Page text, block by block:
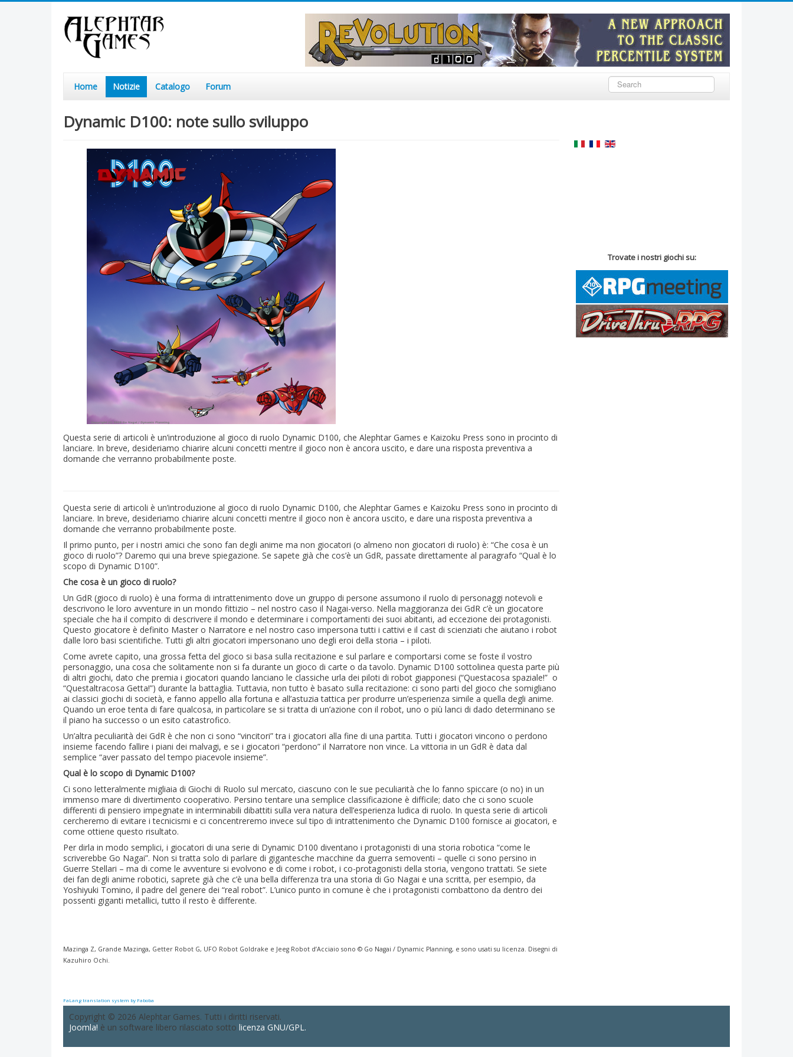
Home Notizie Catalogo Forum Cerca...
Dynamic D100: note sullo sviluppo
Questa serie di articoli è un’introduzione al gioco di ruolo Dynamic D100, che Alephtar Games e Kaizoku Press sono in procinto di
lanciare. In breve, desideriamo chiarire alcuni concetti mentre il gioco non è ancora uscito, e dare una risposta preventiva a
domande che verranno probabilmente poste.
Questa serie di articoli è un’introduzione al gioco di ruolo Dynamic D100, che Alephtar Games e Kaizoku Press sono in procinto di
lanciare. In breve, desideriamo chiarire alcuni concetti mentre il gioco non è ancora uscito, e dare una risposta preventiva a
domande che verranno probabilmente poste.
Il primo punto, per i nostri amici che sono fan degli anime ma non giocatori (o almeno non giocatori di ruolo) è: “Che cosa è un
gioco di ruolo”? Daremo qui una breve spiegazione. Se sapete già che cos’è un GdR, passate direttamente al paragrafo “Qual è lo
scopo di Dynamic D100”.
Che cosa è un gioco di ruolo?
Un GdR (gioco di ruolo) è una forma di intrattenimento dove un gruppo di persone assumono il ruolo di personaggi notevoli e
descrivono le loro avventure in un mondo fittizio – nel nostro caso il Nagai-verso. Nella maggioranza dei GdR c’è un giocatore
speciale che ha il compito di descrivere il mondo e determinare i comportamenti dei suoi abitanti, ad eccezione dei protagonisti.
Questo giocatore è definito Master o Narratore e nel nostro caso impersona tutti i cattivi e il cast di scienziati che aiutano i robot
dalle loro basi scientifiche. Tutti gli altri giocatori impersonano uno degli eroi della storia – i piloti.
Come avrete capito, una grossa fetta del gioco si basa sulla recitazione e sul parlare e comportarsi come se foste il vostro
personaggio, una cosa che solitamente non si fa durante un gioco di carte o da tavolo. Dynamic D100 sottolinea questa parte più
di altri giochi, dato che premia i giocatori quando lanciano le classiche urla dei piloti di robot giapponesi (“Questacosa spaziale!” o
“Questaltracosa Getta!”) durante la battaglia. Tuttavia, non tutto è basato sulla recitazione: ci sono parti del gioco che somigliano
ai classici giochi di società, e fanno appello alla fortuna e all’astuzia tattica per produrre un’esperienza simile a quella degli anime.
Quando un eroe tenta di fare qualcosa, in particolare se si tratta di un’azione con il robot, uno o più lanci di dado determinano se
il piano ha successo o un esito catastrofico.
Un’altra peculiarità dei GdR è che non ci sono “vincitori” tra i giocatori alla fine di una partita. Tutti i giocatori vincono o perdono
insieme facendo fallire i piani dei malvagi, e se i giocatori “perdono” il Narratore non vince. La vittoria in un GdR è data dal
semplice “aver passato del tempo piacevole insieme”.
Qual è lo scopo di Dynamic D100?
Ci sono letteralmente migliaia di Giochi di Ruolo sul mercato, ciascuno con le sue peculiarità che lo fanno spiccare (o no) in un
immenso mare di divertimento cooperativo. Persino tentare una semplice classificazione è difficile; dato che ci sono scuole
differenti di pensiero impegnate in interminabili dibattiti sulla vera natura dell’esperienza ludica di ruolo. In questa serie di articoli
cercheremo di evitare i tecnicismi e ci concentreremo invece sul tipo di intrattenimento che Dynamic D100 fornisce ai giocatori, e
come ottiene questo risultato.
Per dirla in modo semplici, i giocatori di una serie di Dynamic D100 diventano i protagonisti di una storia robotica “come le
scriverebbe Go Nagai”. Non si tratta solo di parlare di gigantesche macchine da guerra semoventi – quelle ci sono persino in
Guerre Stellari – ma di come le avventure si evolvono e di come i robot, i co-protagonisti della storia, vengono trattati. Se siete
dei fan degli anime robotici, saprete già che c’è una bella differenza tra una storia di Go Nagai e una scritta, per esempio, da
Yoshiyuki Tomino, il padre del genere dei “real robot”. L’unico punto in comune è che i protagonisti combattono da dentro dei
possenti giganti metallici, tutto il resto è differente.
Mazinga Z, Grande Mazinga, Getter Robot G, UFO Robot Goldrake e Jeeg Robot d’Acciaio sono © Go Nagai / Dynamic Planning, e sono usati su licenza. Disegni di
Kazuhiro Ochi.
FaLang translation system by Faboba
Trovate i nostri giochi su:
Copyright © 2026 Alephtar Games. Tutti i diritti riservati.
Joomla! è un software libero rilasciato sotto licenza GNU/GPL.